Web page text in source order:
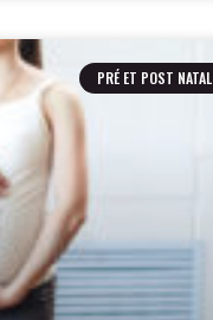
PRÉ ET POST NATAL